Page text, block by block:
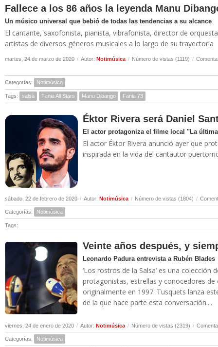
Fallece a los 86 años la leyenda Manu
Un músico universal que bebió de todas las tendencias a su alcance
El cantante, saxofonista, pianista, vibrafonista, director de
artistas de diversos géneros musicales a lo largo de su trayectoria
martes, 24 de marzo de 2020 / Autor: Notimúsica / Número de vistas (1119) /
Categorías: Notimúsica
Tags: salsa Fania All Stars Manu Dibango Fania 73
Éktor Rivera será Daniel
El actor protagoniza el filme local "La
El actor Éktor Rivera anunció ayer que
inspirada en la vida del cantautor
sábado, 22 de febrero de 2020 / Autor: Notimúsica / Número de vistas (1804) /
Categorías: Notimúsica
Tags:
Veinte años después, y
Leonardo Padura entrevista a Rubén Blades
‘Los rostros de la Salsa’ es una colección
protagonistas, estrellas y conocedores
originalmente en 1997. Tusquets lanza
de la que hace parte esta conversación....
viernes, 24 de enero de 2020 / Autor: Notimúsica / Número de vistas (2319) /
Categorías: Notimúsica